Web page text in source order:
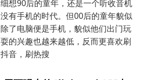
细想90后的童年，还是一个听收音机
没有手机的时代。但00后的童年貌似
除了电脑便是手机，貌似他们出门玩
耍的兴趣也越来越低，反而更喜欢刷
抖音，刷热搜